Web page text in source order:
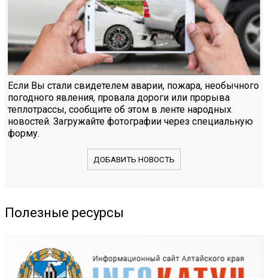
Если Вы стали свидетелем аварии, пожара, необычного
погодного явления, провала дороги или прорыва
теплотрассы, сообщите об этом в ленте народных
новостей. Загружайте фотографии через специальную
форму.
ДОБАВИТЬ НОВОСТЬ
Полезные ресурсы